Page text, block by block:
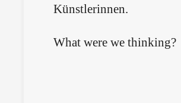
Künstlerinnen.
What were we thinking?